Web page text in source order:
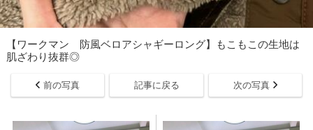
【ワークマン 防風ベロアシャギーロング】もこもこの生地は
肌ざわり抜群◎
前の写真 記事に戻る 次の写真